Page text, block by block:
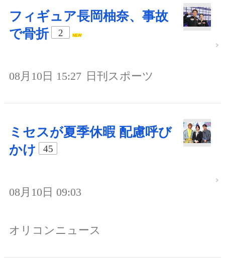
フィギュア長岡柚奈、事故
で骨折
2
08月10日 15:27 日刊スポーツ
ミセスが夏季休暇 配慮呼び
かけ
45
08月10日 09:03
オリコンニュース